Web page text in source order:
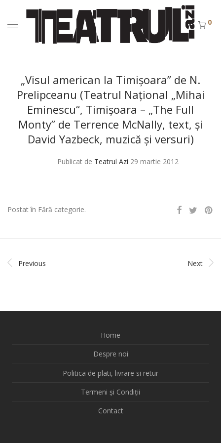
0
„Visul american la Timişoara” de N.
Prelipceanu (Teatrul Naţional „Mihai
Eminescu“, Timişoara – „The Full
Monty” de Terrence McNally, text, şi
David Yazbeck, muzică şi versuri)
Publicat de Teatrul Azi 29 martie 2012
Postat în Fără categorie.
Previous Next
Home
Despre noi
Politica de plati, livrare si retur
Termeni și Condiții
Contact